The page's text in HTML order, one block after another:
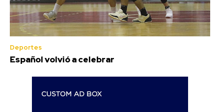
Deportes
Español volvió a celebrar